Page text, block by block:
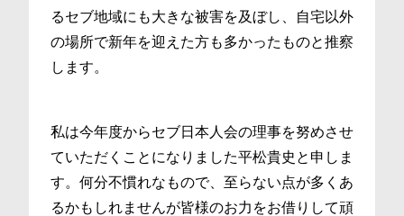
るセブ地域にも大きな被害を及ぼし、自宅以外
の場所で新年を迎えた方も多かったものと推察
します。
私は今年度からセブ日本人会の理事を努めさせ
ていただくことになりました平松貴史と申しま
す。何分不慣れなもので、至らない点が多くあ
るかもしれませんが皆様のお力をお借りして頑